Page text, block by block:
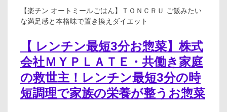
【楽チン オートミールごはん】ＴＯＮＣＲＵ ご飯みたい
な満足感と本格味で置き換えダイエット
【 レンチン最短3分お惣菜】株式
会社ＭＹＰＬＡＴＥ・共働き家庭
の救世主！レンチン最短3分の時
短調理で家族の栄養が整うお惣菜